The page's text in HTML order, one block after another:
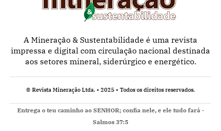
A Mineração & Sustentabilidade é uma revista
impressa e digital com circulação nacional destinada
aos setores mineral, siderúrgico e energético.
© Revista Mineração Ltda. • 2025 • Todos os direitos reservados.
Entrega o teu caminho ao SENHOR; confia nele, e ele tudo fará -
Salmos 37:5